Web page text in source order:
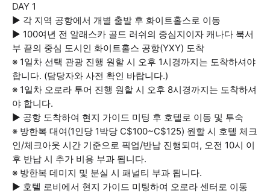
DAY 1
▶ 각 지역 공항에서 개별 출발 후 화이트홀스로 이동
▶ 100여년 전 알래스카 골드 러쉬의 중심지이자 캐나다 북서
부 끝의 중심 도시인 화이트홀스 공항(YXY) 도착
※ 1일차 선택 관광 진행 원할 시 오후 1시경까지는 도착하셔야
합니다. (담당자와 사전 확인 바랍니다.)
※ 1일차 오로라 투어 진행 원할 시 오후 8시경까지는 도착하셔
야 합니다.
▶ 공항 도착하여 현지 가이드 미팅 후 호텔로 이동 및 투숙
※ 방한복 대여(1인당 1박당 C$100~C$125) 원할 시 호텔 체크
인/체크아웃 시간 기준으로 픽업/반납 진행되며, 오전 10시 이
후 반납 시 추가 비용 부과 됩니다.
※ 방한복 데미지 및 분실 시 패널티 부과 됩니다.
▶ 호텔 로비에서 현지 가이드 미팅하여 오로라 센터로 이동